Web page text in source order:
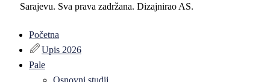
Sarajevu. Sva prava zadržana. Dizajnirao AS.
Početna
Upis 2026
Pale
Osnovni studij